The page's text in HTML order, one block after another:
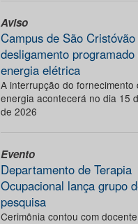
Aviso
Campus de São
desligamento programado
energia elétrica
A interrupção do fornecimento
energia acontecerá no dia 15
de 2026
Evento
Departamento de Terapia
Ocupacional lança grupo
pesquisa
Cerimônia contou com